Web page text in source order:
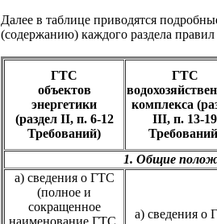
Далее в таблице приводятся
(содержанию) каждого раздела
ГТС
объектов
энергетики
(раздел II, п. 6-12
Требований)
ГТС
комплекса
III, п. 13-19
1. Общие
а) сведения о ГТС
(полное и
сокращенное
наименование ГТС,
а) сведения о